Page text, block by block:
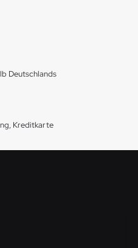
Deutschlands
Kreditkarte